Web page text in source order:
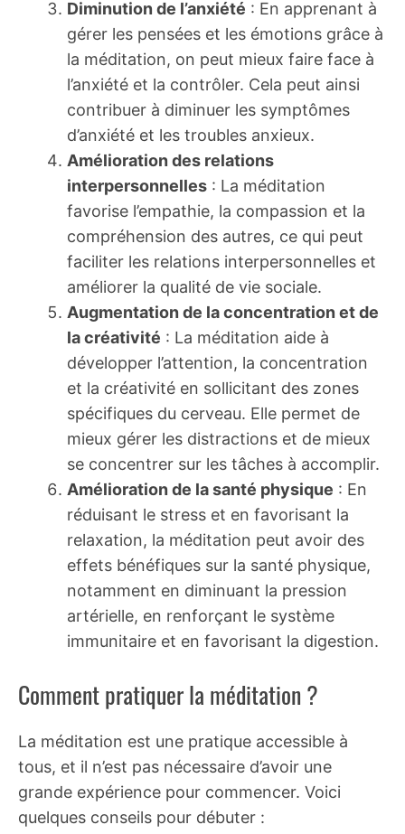
Diminution de l’anxiété : En apprenant à
gérer les pensées et les émotions grâce à
la méditation, on peut mieux faire face à
l’anxiété et la contrôler. Cela peut ainsi
contribuer à diminuer les symptômes
d’anxiété et les troubles anxieux.
Amélioration des relations
interpersonnelles : La méditation
favorise l’empathie, la compassion et la
compréhension des autres, ce qui peut
faciliter les relations interpersonnelles et
améliorer la qualité de vie sociale.
Augmentation de la concentration et de
la créativité : La méditation aide à
développer l’attention, la concentration
et la créativité en sollicitant des zones
spécifiques du cerveau. Elle permet de
mieux gérer les distractions et de mieux
se concentrer sur les tâches à accomplir.
Amélioration de la santé physique : En
réduisant le stress et en favorisant la
relaxation, la méditation peut avoir des
effets bénéfiques sur la santé physique,
notamment en diminuant la pression
artérielle, en renforçant le système
immunitaire et en favorisant la digestion.
Comment pratiquer la méditation ?
La méditation est une pratique accessible à
tous, et il n’est pas nécessaire d’avoir une
grande expérience pour commencer. Voici
quelques conseils pour débuter :